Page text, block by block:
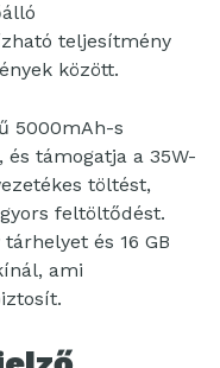
teljesítmény
között.
5000mAh-s
támogatja a 35W-
töltést,
feltöltődést.
és 16 GB
ami